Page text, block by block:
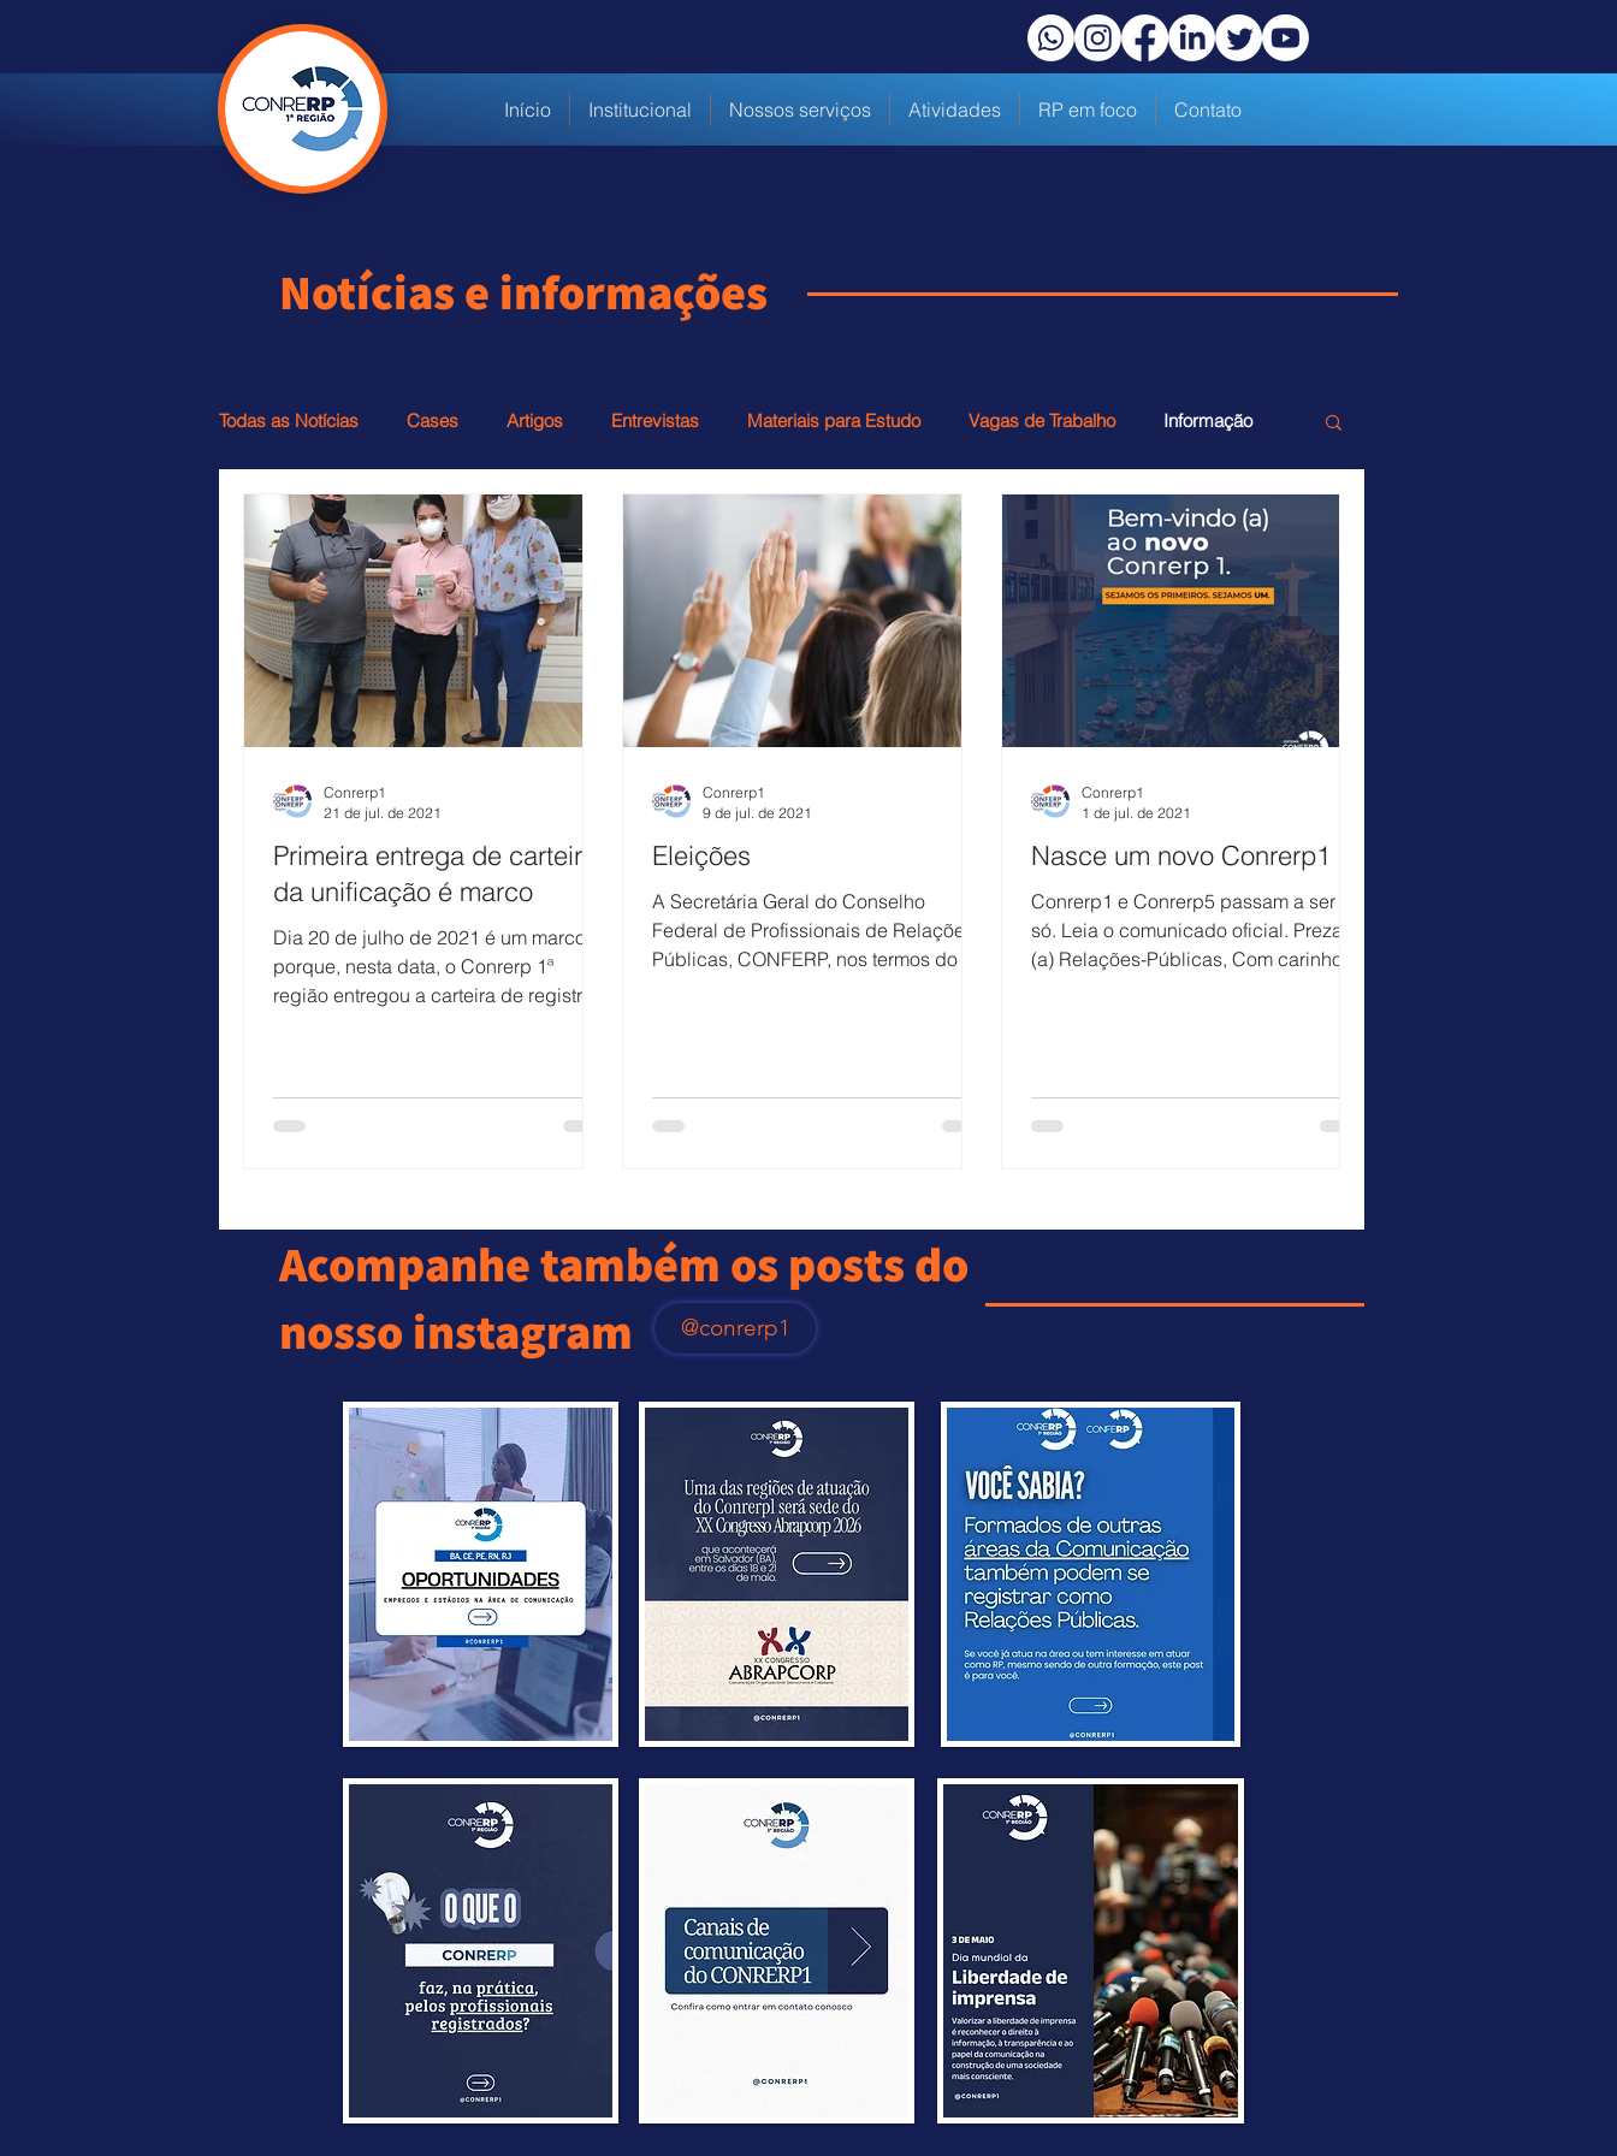
Início Institucional Nossos serviços Atividades RP em foco Contato
Notícias e informações
Todas as Notícias Cases Artigos Entrevistas Materiais para Estudo Vagas de Trabalho Informação
Primeira entrega de carteira
da unificação é marco
Dia 20 de julho de 2021 é um marco
porque, nesta data, o Conrerp 1ª
região entregou a carteira de registro
Conrerp1
21 de jul. de 2021
Eleições
A Secretária Geral do Conselho
Federal de Profissionais de Relações
Públicas, CONFERP, nos termos do art.
Conrerp1
9 de jul. de 2021
Nasce um novo Conrerp1
Conrerp1 e Conrerp5 passam a ser um
só. Leia o comunicado oficial. Prezado
(a) Relações-Públicas, Com carinho e
Conrerp1
1 de jul. de 2021
Acompanhe também os posts do
nosso instagram
@conrerp1